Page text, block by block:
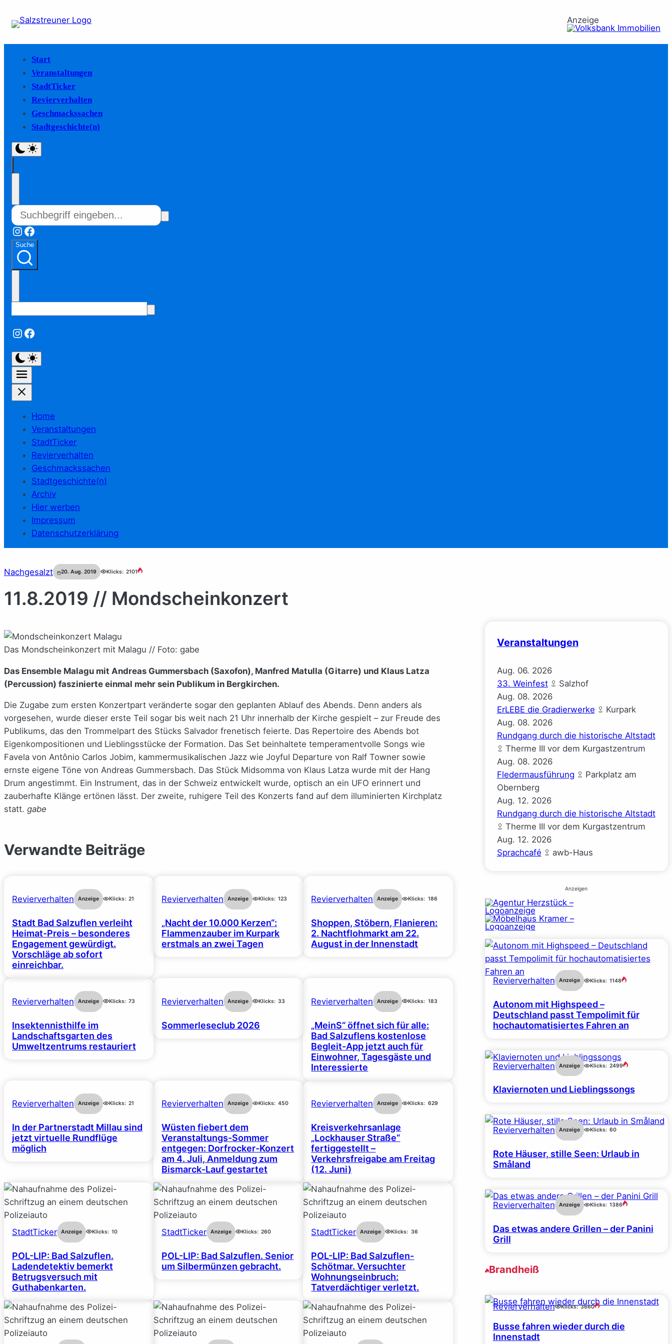
Anzeige
Start
Veranstaltungen
StadtTicker
Revierverhalten
Geschmackssachen
Stadtgeschichte(n)
Instagram
Facebook
Suche
Instagram
Facebook
Home
Veranstaltungen
StadtTicker
Revierverhalten
Geschmackssachen
Stadtgeschichte(n)
Archiv
Hier werben
Impressum
Datenschutzerklärung
Nachgesalzt 20. Aug. 2019 Klicks: 2101
11.8.2019 // Mondscheinkonzert
Das Mondscheinkonzert mit Malagu // Foto: gabe
Das Ensemble Malagu mit Andreas Gummersbach (Saxofon), Manfred Matulla (Gitarre) und Klaus Latza
(Percussion) faszinierte einmal mehr sein Publikum in Bergkirchen.
Die Zugabe zum ersten Konzertpart veränderte sogar den geplanten Ablauf des Abends. Denn anders als
vorgesehen, wurde dieser erste Teil sogar bis weit nach 21 Uhr innerhalb der Kirche gespielt – zur Freude des
Publikums, das den Trommelpart des Stücks Salvador frenetisch feierte. Das Repertoire des Abends bot
Eigenkompositionen und Lieblingsstücke der Formation. Das Set beinhaltete temperamentvolle Songs wie
Favela von Antônio Carlos Jobim, kammermusikalischen Jazz wie Joyful Departure von Ralf Towner sowie
ernste eigene Töne von Andreas Gummersbach. Das Stück Midsomma von Klaus Latza wurde mit der Hang
Drum angestimmt. Ein Instrument, das in der Schweiz entwickelt wurde, optisch an ein UFO erinnert und
zauberhafte Klänge ertönen lässt. Der zweite, ruhigere Teil des Konzerts fand auf dem illuminierten Kirchplatz
statt. gabe
Verwandte Beiträge
Revierverhalten Anzeige Klicks: 21
Stadt Bad Salzuflen verleiht
Heimat-Preis – besonderes
Engagement gewürdigt.
Vorschläge ab sofort
einreichbar.
Revierverhalten Anzeige Klicks: 123
„Nacht der 10.000 Kerzen“:
Flammenzauber im Kurpark
erstmals an zwei Tagen
Revierverhalten Anzeige Klicks: 186
Shoppen, Stöbern, Flanieren:
2. Nachtflohmarkt am 22.
August in der Innenstadt
Revierverhalten Anzeige Klicks: 73
Insektennisthilfe im
Landschaftsgarten des
Umweltzentrums restauriert
Revierverhalten Anzeige Klicks: 33
Sommerleseclub 2026
Revierverhalten Anzeige Klicks: 183
„MeinS“ öffnet sich für alle:
Bad Salzuflens kostenlose
Begleit-App jetzt auch für
Einwohner, Tagesgäste und
Interessierte
Revierverhalten Anzeige Klicks: 21
In der Partnerstadt Millau sind
jetzt virtuelle Rundflüge
möglich
Revierverhalten Anzeige Klicks: 450
Wüsten fiebert dem
Veranstaltungs-Sommer
entgegen: Dorfrocker-Konzert
am 4. Juli, Anmeldung zum
Bismarck-Lauf gestartet
Revierverhalten Anzeige Klicks: 629
Kreisverkehrsanlage
„Lockhauser Straße“
fertiggestellt –
Verkehrsfreigabe am Freitag
(12. Juni)
StadtTicker Anzeige Klicks: 10
POL-LIP: Bad Salzuflen.
Ladendetektiv bemerkt
Betrugsversuch mit
Guthabenkarten.
StadtTicker Anzeige Klicks: 260
POL-LIP: Bad Salzuflen. Senior
um Silbermünzen gebracht.
StadtTicker Anzeige Klicks: 36
POL-LIP: Bad Salzuflen-
Schötmar. Versuchter
Wohnungseinbruch:
Tatverdächtiger verletzt.
Veranstaltungen
Aug. 06. 2026
33. Weinfest
Salzhof
Aug. 08. 2026
ErLEBE die Gradierwerke
Kurpark
Aug. 08. 2026
Rundgang durch die historische Altstadt
Therme III vor dem Kurgastzentrum
Aug. 08. 2026
Fledermausführung
Parkplatz am
Obernberg
Aug. 12. 2026
Rundgang durch die historische Altstadt
Therme III vor dem Kurgastzentrum
Aug. 12. 2026
Sprachcafé
awb-Haus
Anzeigen
Revierverhalten Anzeige Klicks: 1148
Autonom mit Highspeed –
Deutschland passt Tempolimit für
hochautomatisiertes Fahren an
Revierverhalten Anzeige Klicks: 2499
Klaviernoten und Lieblingssongs
Revierverhalten Anzeige Klicks: 60
Rote Häuser, stille Seen: Urlaub in
Småland
Revierverhalten Anzeige Klicks: 1386
Das etwas andere Grillen – der Panini
Grill
Brandheiß
Revierverhalten Klicks: 3660
Busse fahren wieder durch die
Innenstadt